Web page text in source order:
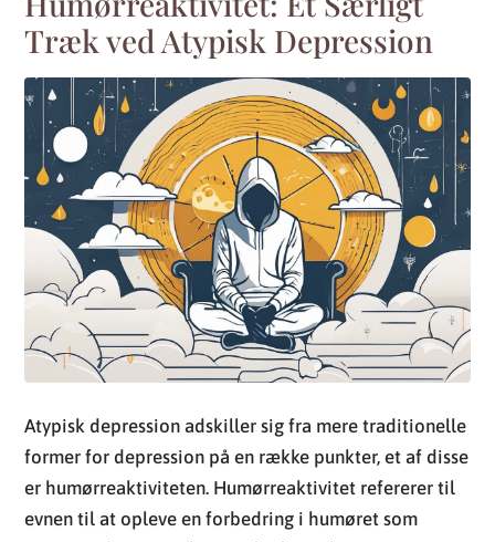
Atypisk depression adskiller sig fra mere traditionelle
former for depression på en række punkter, et af disse
er humørreaktiviteten. Humørreaktivitet refererer til
evnen til at opleve en forbedring i humøret som
med atypisk depression kan opleve dybe og
vedvarende perioder med nedtrykthed, kan deres
humør i nogle tilfælde midlertidigt løftes ved
positive oplevelser eller begivenheder, noget som